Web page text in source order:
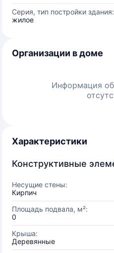
Серия, тип постройки здания:
жилое
Организации в доме
Информация
Характеристики
Конструктивные
Несущие стены:
Кирпич
Площадь подвала, м²:
0
Крыша:
Деревянные